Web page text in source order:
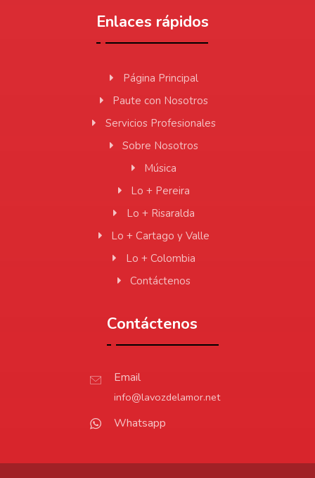
Enlaces rápidos
Página Principal
Paute con Nosotros
Servicios Profesionales
Sobre Nosotros
Música
Lo + Pereira
Lo + Risaralda
Lo + Cartago y Valle
Lo + Colombia
Contáctenos
Contáctenos
Email
info@lavozdelamor.net
Whatsapp